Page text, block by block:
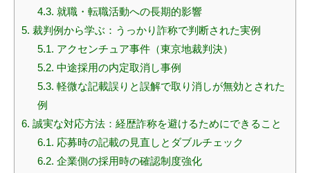
4.3. 就職・転職活動への長期的影響
5. 裁判例から学ぶ：うっかり詐称で判断された実例
5.1. アクセンチュア事件（東京地裁判決）
5.2. 中途採用の内定取消し事例
5.3. 軽微な記載誤りと誤解で取り消しが無効とされた
例
6. 誠実な対応方法：経歴詐称を避けるためにできること
6.1. 応募時の記載の見直しとダブルチェック
6.2. 企業側の採用時の確認制度強化